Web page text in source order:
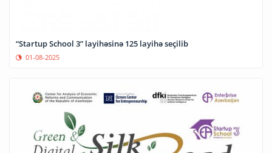
“Startup School 3” layihəsinə 125 layihə seçilib
01-08-2025